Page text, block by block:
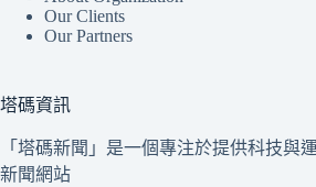
Our Clients
Our Partners
塔碼資訊
「塔碼新聞」是一個專注於提供科技與
新聞網站